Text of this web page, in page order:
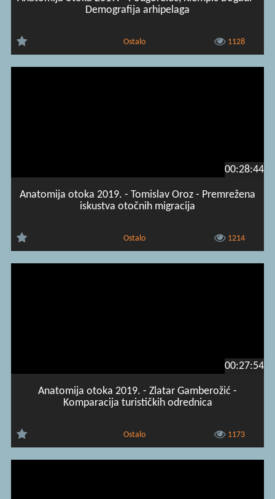
Demografija arhipelaga
Ostalo 1128
00:28:44
Anatomija otoka 2019. - Tomislav Oroz - Premrežena
iskustva otočnih migracija
Ostalo 1214
00:27:54
Anatomija otoka 2019. - Zlatar Gamberožić -
Komparacija turističkih odrednica
Ostalo 1173